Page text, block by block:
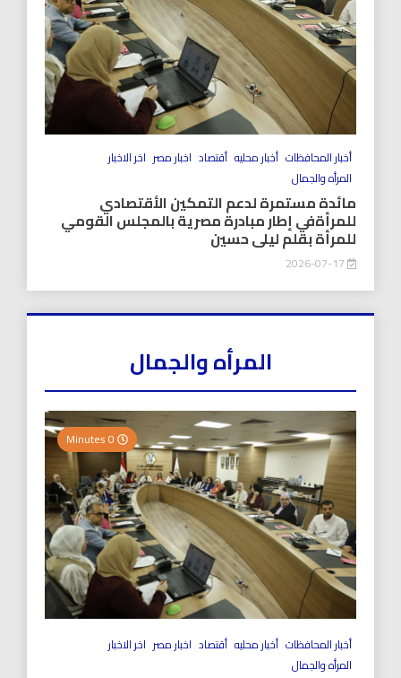
أخبار المحافظات أخبار محليه أقتصاد اخبار مصر اخر الاخبار
المرأه والجمال
مائدة مستمرة لدعم التمكين الأقتصادي
للمرأةفي إطار مبادرة مصرية بالمجلس القومي
للمرأة بقلم ليلى حسين
المرأه والجمال
أخبار المحافظات أخبار محليه أقتصاد اخبار مصر اخر الاخبار
المرأه والجمال